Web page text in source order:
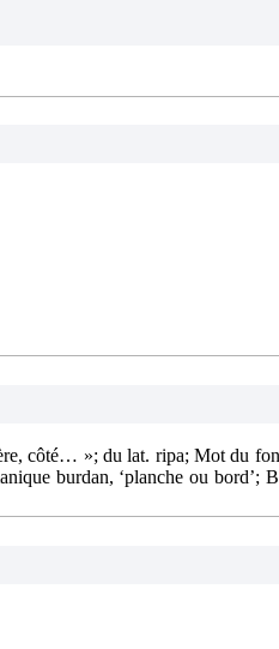
côté… »; du lat. ripa; Mot du
burdan, ‘planche ou bord’;